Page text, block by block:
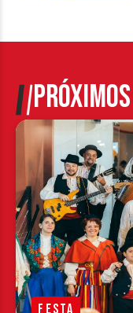
PRÓXIMOS
FESTA